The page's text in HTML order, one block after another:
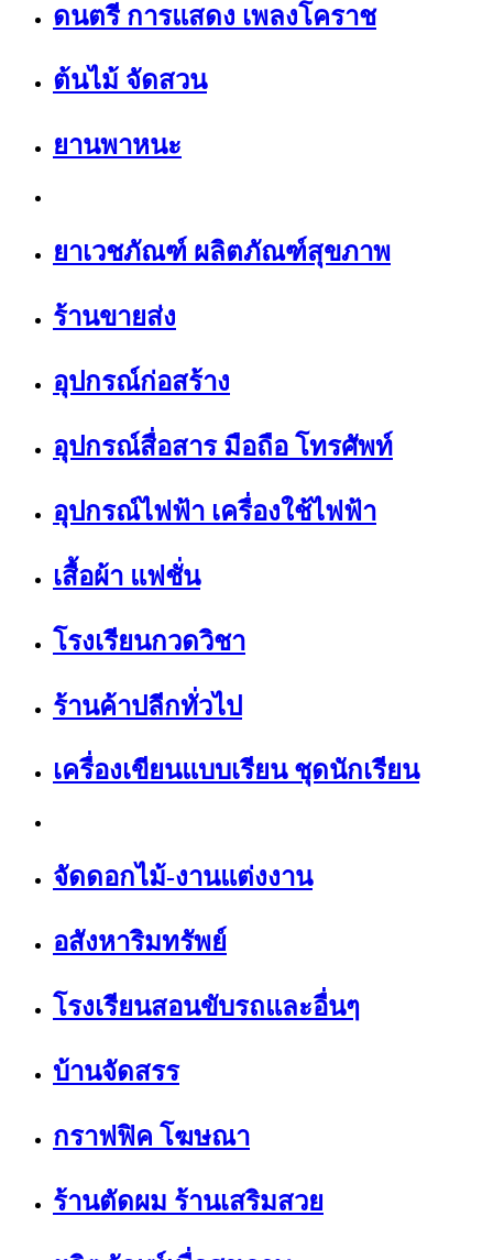
ดนตรี การแสดง เพลงโคราช
ต้นไม้ จัดสวน
ยานพาหนะ
ยาเวชภัณฑ์ ผลิตภัณฑ์สุขภาพ
ร้านขายส่ง
อุปกรณ์ก่อสร้าง
อุปกรณ์สื่อสาร มือถือ โทรศัพท์
อุปกรณ์ไฟฟ้า เครื่องใช้ไฟฟ้า
เสื้อผ้า แฟชั่น
โรงเรียนกวดวิชา
ร้านค้าปลีกทั่วไป
เครื่องเขียนแบบเรียน ชุดนักเรียน
จัดดอกไม้-งานแต่งงาน
อสังหาริมทรัพย์
โรงเรียนสอนขับรถและอื่นๆ
บ้านจัดสรร
กราฟฟิค โฆษณา
ร้านตัดผม ร้านเสริมสวย